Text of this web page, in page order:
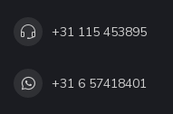
+31 115 453895
+31 6 57418401